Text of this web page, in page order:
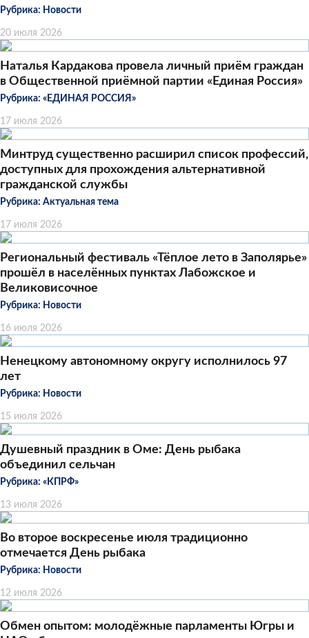
Рубрика: Новости
20 июля 2026
Наталья Кардакова провела личный приём граждан
в Общественной приёмной партии «Единая Россия»
Рубрика: «ЕДИНАЯ РОССИЯ»
17 июля 2026
Минтруд существенно расширил список профессий,
доступных для прохождения альтернативной
гражданской службы
Рубрика: Актуальная тема
17 июля 2026
Региональный фестиваль «Тёплое лето в Заполярье»
прошёл в населённых пунктах Лабожское и
Великовисочное
Рубрика: Новости
16 июля 2026
Ненецкому автономному округу исполнилось 97
лет
Рубрика: Новости
15 июля 2026
Душевный праздник в Оме: День рыбака
объединил сельчан
Рубрика: «КПРФ»
13 июля 2026
Во второе воскресенье июля традиционно
отмечается День рыбака
Рубрика: Новости
12 июля 2026
Обмен опытом: молодёжные парламенты Югры и